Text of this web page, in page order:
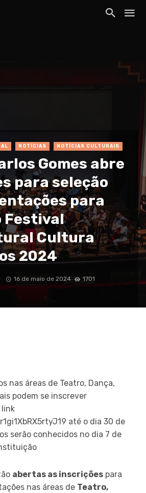
NOTÍCIAS NOTÍCIAS CULTURAIS
Gomes abre
para seleção
para
Festival
Cultura
2024
16 de maio de 2024
1701
nas áreas de Teatro, Dança,
podem se inscrever
até o dia 30 de
serão conhecidos no dia 7 de
abertas as inscrições para
nas áreas de Teatro,